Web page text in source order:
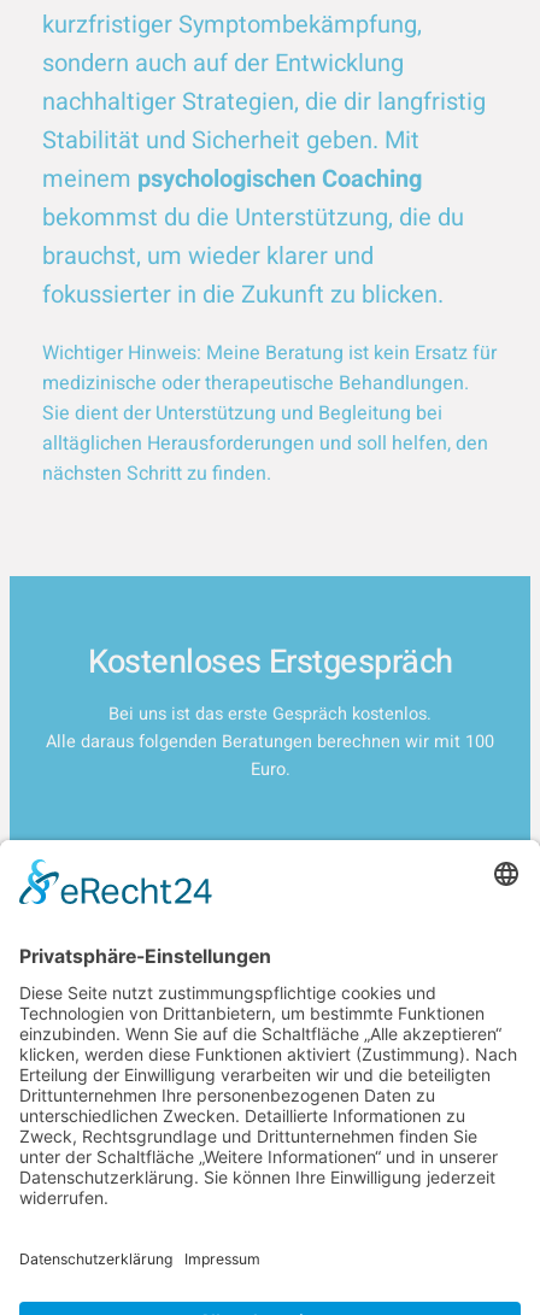
kurzfristiger Symptombekämpfung,
sondern auch auf der Entwicklung
nachhaltiger Strategien, die dir langfristig
Stabilität und Sicherheit geben. Mit
meinem psychologischen Coaching
bekommst du die Unterstützung, die du
brauchst, um wieder klarer und
fokussierter in die Zukunft zu blicken.
Wichtiger Hinweis: Meine Beratung ist kein Ersatz für
medizinische oder therapeutische Behandlungen.
Sie dient der Unterstützung und Begleitung bei
alltäglichen Herausforderungen und soll helfen, den
nächsten Schritt zu finden.
Kostenloses Erstgespräch
Bei uns ist das erste Gespräch kostenlos.
Alle daraus folgenden Beratungen berechnen wir mit 100
Euro.
Moment Beratung
Dein Beratungsdienst für mehr Lebensqualität.
AGB´s
Impressum
Datenschutz
kontakt@moment-beratung.de